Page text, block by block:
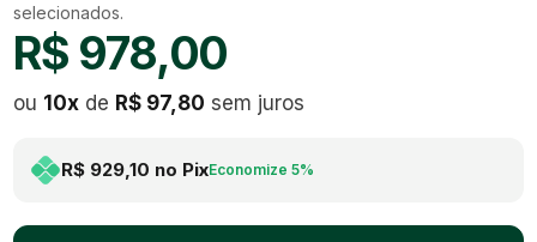
selecionados.
R$ 978,00
ou 10x de R$ 97,80 sem juros
R$ 929,10 no PixEconomize 5%